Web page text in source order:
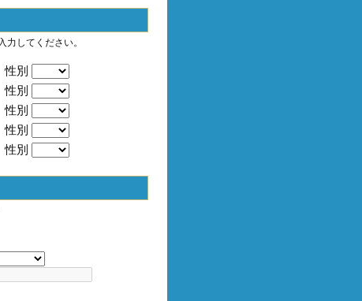
してください。
別
別
別
別
別